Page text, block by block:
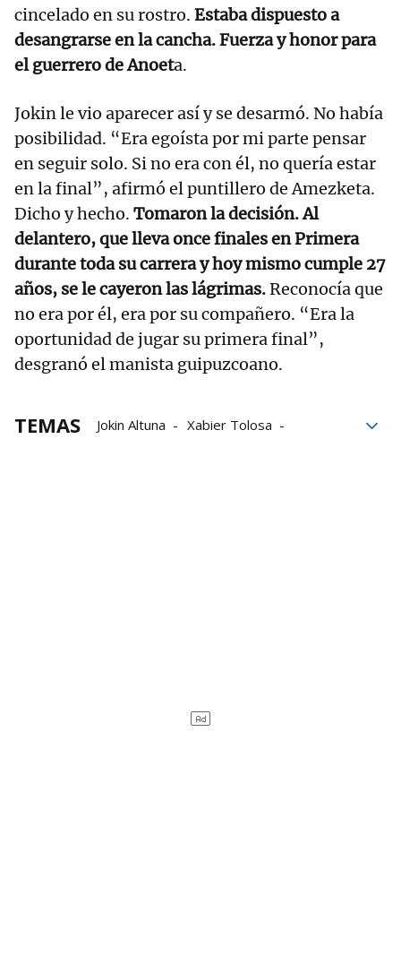
cincelado en su rostro. Estaba dispuesto a
desangrarse en la cancha. Fuerza y honor para
el guerrero de Anoeta.
Jokin le vio aparecer así y se desarmó. No había
posibilidad. “Era egoísta por mi parte pensar
en seguir solo. Si no era con él, no quería estar
en la final”, afirmó el puntillero de Amezketa.
Dicho y hecho. Tomaron la decisión. Al
delantero, que lleva once finales en Primera
durante toda su carrera y hoy mismo cumple 27
años, se le cayeron las lágrimas.Reconocía que
no era por él, era por su compañero. “Era la
oportunidad de jugar su primera final”,
desgranó el manista guipuzcoano.
TEMAS Jokin Altuna
Xabier Tolosa